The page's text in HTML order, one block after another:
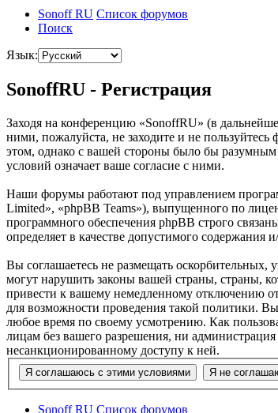
Sonoff RU Список форумов
Поиск
Язык:
SonoffRU - Регистрация
Заходя на конференцию «SonoffRU» (в
ними, пожалуйста, не заходите и не
этом, однако с вашей стороны было бы разумным
условий означает ваше согласие с ними.
Наши форумы работают под управлением
Limited», «phpBB Teams»), выпущенного по
программного обеспечения phpBB строго
определяет в качестве допустимого
Вы соглашаетесь не размещать
могут нарушить законы вашей страны, страны,
привести к вашему немедленному отключению
для возможности проведения такой политики.
любое время по своему усмотрению. Как
лицам без вашего разрешения, ни
несанкционированному доступу к ней.
Sonoff RU Список форумов